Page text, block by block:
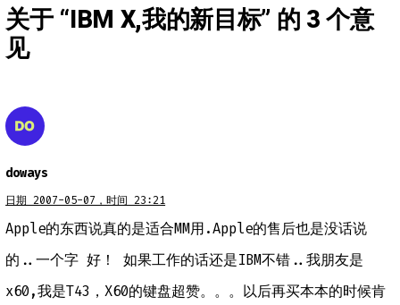
关于 “IBM X,我的新目标” 的 3 个意
见
doways
日期 2007-05-07，时间 23:21
Apple的东西说真的是适合MM用.Apple的售后也是没话说
的..一个字 好！ 如果工作的话还是IBM不错..我朋友是
x60,我是T43，X60的键盘超赞。。。以后再买本本的时候肯